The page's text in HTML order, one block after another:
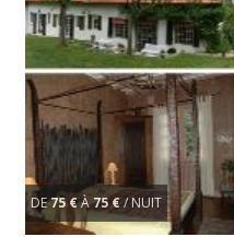
DE75 €À75 €/ NUIT